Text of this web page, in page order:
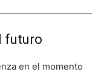
futuro
en el momento